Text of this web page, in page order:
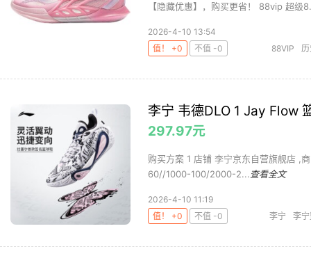
【隐藏优惠】，购买更省！ 88vip 超级
2026-4-10 13:54
值！ +0
不值 -0 88VIP
李宁 韦德DLO 1 Jay Flow
297.97元
购买方案 1 店铺 李宁京东自营旗舰店
60//1000-100/2000-2... 查看全文
2026-4-10 11:19
值！ +0
不值 -0 李宁 李